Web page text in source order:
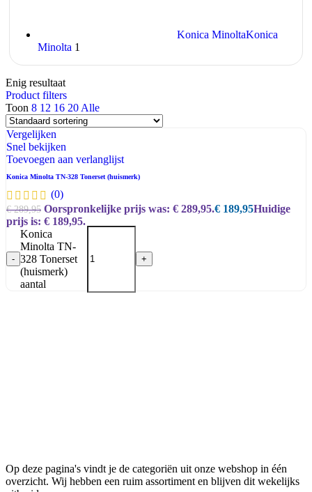
Konica MinoltaKonica
Minolta 1
Enig resultaat
Product filters
Toon 8 12 16 20 Alle
Vergelijken
Snel bekijken
Toevoegen aan verlanglijst
Konica Minolta TN-328 Tonerset (huismerk)
(0)
€289,95 Oorspronkelijke prijs was: € 289,95.€ 189,95Huidige
prijs is: € 189,95.
-
Konica
Minolta TN-
328 Tonerset
(huismerk)
aantal
+
Op deze pagina's vindt je de categoriën uit onze webshop in één
overzicht. Wij hebben een ruim assortiment en blijven dit wekelijks